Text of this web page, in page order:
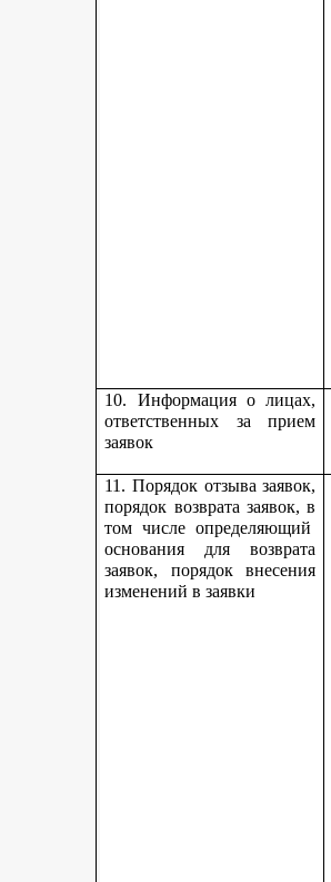
10. Информация о лицах,
ответственных за прием
заявок
11. Порядок отзыва заявок,
порядок возврата заявок, в
том числе определяющий
основания для возврата
заявок, порядок внесения
изменений в заявки